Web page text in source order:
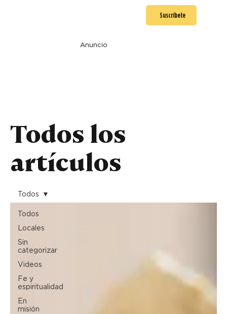
Suscríbete
Anuncio
Todos los
artículos
Todos
Locales
Sin
categorizar
Videos
Fe y
espiritualidad
En
misión
Todos